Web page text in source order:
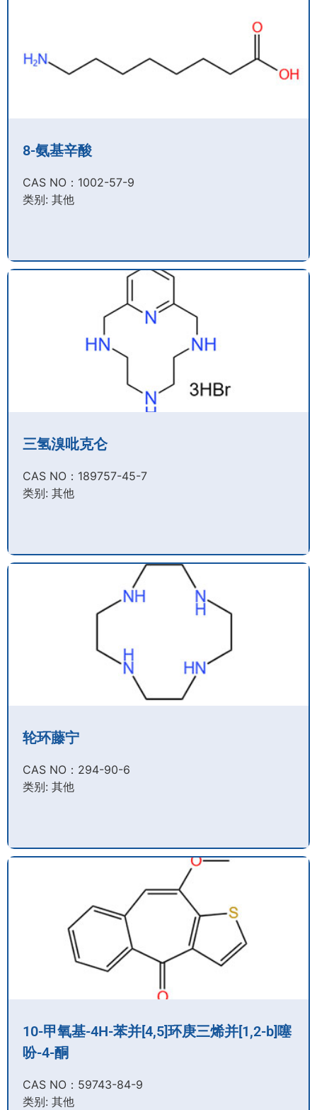
8-氨基辛酸
CAS NO：1002-57-9​
类别: 其他
三氢溴吡克仑
CAS NO：189757-45-7​
类别: 其他
轮环藤宁
CAS NO：294-90-6​
类别: 其他
10-甲氧基-4H-苯并[4,5]环庚三烯并[1,2-b]噻
吩-4-酮
CAS NO：59743-84-9​
类别: 其他